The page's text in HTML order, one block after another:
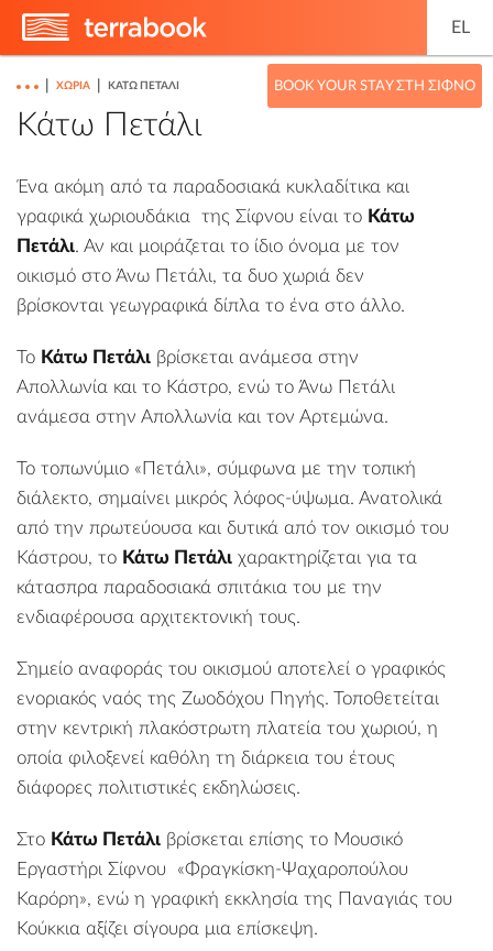
EL
BOOK YOUR STAY ΣΤΗ ΣΊΦΝΟ
ΧΩΡΙΆ ΚΆΤΩ ΠΕΤΆΛΙ
Κάτω Πετάλι
Ένα ακόμη από τα παραδοσιακά κυκλαδίτικα και
γραφικά χωριουδάκια της Σίφνου είναι το Κάτω
Πετάλι. Αν και μοιράζεται το ίδιο όνομα με τον
οικισμό στο Άνω Πετάλι, τα δυο χωριά δεν
βρίσκονται γεωγραφικά δίπλα το ένα στο άλλο.
Το Κάτω Πετάλι βρίσκεται ανάμεσα στην
Απολλωνία και το Κάστρο, ενώ το Άνω Πετάλι
ανάμεσα στην Απολλωνία και τον Αρτεμώνα.
Το τοπωνύμιο «Πετάλι», σύμφωνα με την τοπική
διάλεκτο, σημαίνει μικρός λόφος-ύψωμα. Ανατολικά
από την πρωτεύουσα και δυτικά από τον οικισμό του
Κάστρου, το Κάτω Πετάλι χαρακτηρίζεται για τα
κάτασπρα παραδοσιακά σπιτάκια του με την
ενδιαφέρουσα αρχιτεκτονική τους.
Σημείο αναφοράς του οικισμού αποτελεί ο γραφικός
ενοριακός ναός της Ζωοδόχου Πηγής. Τοποθετείται
στην κεντρική πλακόστρωτη πλατεία του χωριού, η
οποία φιλοξενεί καθόλη τη διάρκεια του έτους
διάφορες πολιτιστικές εκδηλώσεις.
Στο Κάτω Πετάλι βρίσκεται επίσης το Μουσικό
Εργαστήρι Σίφνου «Φραγκίσκη-Ψαχαροπούλου
Καρόρη», ενώ η γραφική εκκλησία της Παναγιάς του
Κούκκια αξίζει σίγουρα μια επίσκεψη.